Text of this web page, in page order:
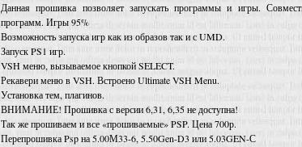
Данная прошивка позволяет запускать программы и игры.
программ. Игры 95%
Возможность запуска игр как из образов так и с UMD.
Запуск PS1 игр.
VSH меню, вызываемое кнопкой SELECT.
Рекавери меню в VSH. Встроено Ultimate VSH Menu.
Установка тем, плагинов.
ВНИМАНИЕ! Прошивка с версии 6,31, 6,35 не доступна!
Так же прошиваем и все «прошиваемые» PSP. Цена 700р.
Перепрошивка Psp на 5.00М33-6, 5.50Gen-D3 или 5.03GEN-С